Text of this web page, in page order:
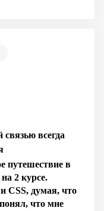
всегда
путешествие в
2 курсе.
CSS, думая, что
что мне